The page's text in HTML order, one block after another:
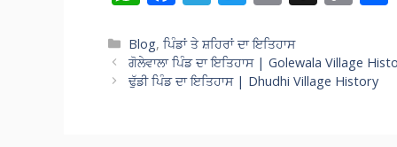
at
s
e
b
e
gr
itt
er
ai
l p y
Categories
Blog,ਪਿੰਡਾਂ ਤੇ ਸ਼ਹਿਰਾਂ ਦਾ ਇਤਿਹਾਸ
ਗੋਲੇਵਾਲਾ ਪਿੰਡ ਦਾ ਇਤਿਹਾਸ | Golewala Village
ਢੁੱਡੀ ਪਿੰਡ ਦਾ ਇਤਿਹਾਸ | Dhudhi Village History